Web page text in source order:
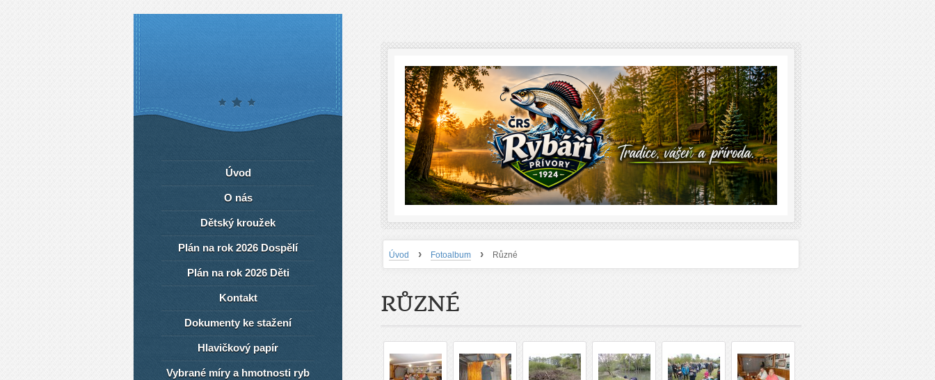
Úvod › Fotoalbum › Různé
RŮZNÉ
Úvod
O nás
Dětský kroužek
Plán na rok 2026 Dospělí
Plán na rok 2026 Děti
Kontakt
Dokumenty ke stažení
Hlavičkový papír
Vybrané míry a hmotnosti ryb